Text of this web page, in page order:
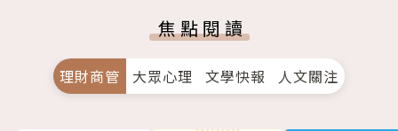
焦點閱讀
理財商管 大眾心理 文學快報 人文關注